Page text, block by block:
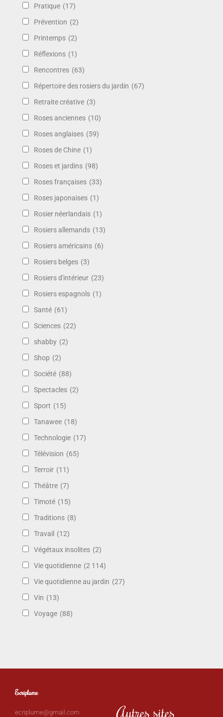
Pratique (17)
Prévention (2)
Printemps (2)
Réflexions (1)
Rencontres (63)
Répertoire des rosiers du jardin (67)
Retraite créative (3)
Roses anciennes (10)
Roses anglaises (59)
Roses de Chine (1)
Roses et jardins (98)
Roses françaises (33)
Roses japonaises (1)
Rosier néerlandais (1)
Rosiers allemands (13)
Rosiers américains (6)
Rosiers belges (3)
Rosiers d'intérieur (23)
Rosiers espagnols (1)
Santé (61)
Sciences (22)
shabby (2)
Shop (2)
Société (88)
Spectacles (2)
Sport (15)
Tanawee (18)
Technologie (17)
Télévision (65)
Terroir (11)
Théâtre (7)
Timoté (15)
Traditions (8)
Travail (12)
Végétaux insolites (2)
Vie quotidienne (2 114)
Vie quotidienne au jardin (27)
Vin (13)
Voyage (88)
Ecriplume
ecriplume@gmail.com Autres sites